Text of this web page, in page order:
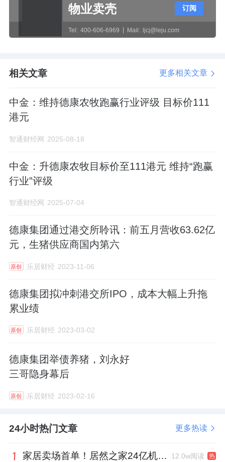
物业卖壳
Tel: 400-606-6969 Mail: ljcj@leju.com
订阅
相关文章 更多相关文章
中金：维持德康农牧跑赢行业评级 目标价111
港元
智通财经网 2025-08-18
中金：升德康农牧目标价至111港元 维持“跑赢
行业”评级
智通财经网 2025-07-04
德康集团通过港交所聆讯：前五月营收63.62亿
元，生猪供应商国内第六
原创 乐居财经 2023-11-06
德康集团拟冲刺港交所IPO，成本大幅上升拖
累业绩
原创 乐居财经 2023-03-02
德康集团举债养猪，刘永好
三哥隐身幕后
原创 乐居财经 2023-02-16
24小时热门文章 更多热读
家居卖场首单！居然之家24亿机构间REITs获深交所无异议函 12.0w阅读 热